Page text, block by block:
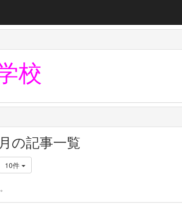
校
の記事一覧
10件